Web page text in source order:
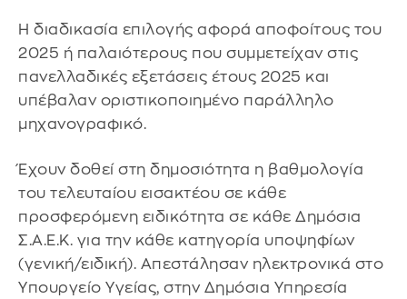
Η διαδικασία επιλογής αφορά αποφοίτους του
2025 ή παλαιότερους που συμμετείχαν στις
πανελλαδικές εξετάσεις έτους 2025 και
υπέβαλαν οριστικοποιημένο παράλληλο
μηχανογραφικό.
Έχουν δοθεί στη δημοσιότητα η βαθμολογία
του τελευταίου εισακτέου σε κάθε
προσφερόμενη ειδικότητα σε κάθε Δημόσια
Σ.Α.Ε.Κ. για την κάθε κατηγορία υποψηφίων
(γενική/ειδική). Απεστάλησαν ηλεκτρονικά στο
Υπουργείο Υγείας, στην Δημόσια Υπηρεσία